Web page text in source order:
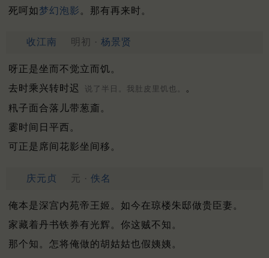
死呵如梦幻泡影 。那有再来时。
收江南 明初 · 杨景贤
呀正是坐而不觉立而饥。
去时乘兴转时迟
说了半日。我肚皮里饥也。
。
籸子面合落儿带葱齑。
霎时间日平西。
可正是席间花影坐间移。
庆元贞 元 · 佚名
俺本是深宫内苑帝王姬。如今在琼楼朱邸做贵臣妻。
家藏着丹书铁券有光辉。你这贼不知。
那个知。怎将俺做的胡姑姑也假姨姨。